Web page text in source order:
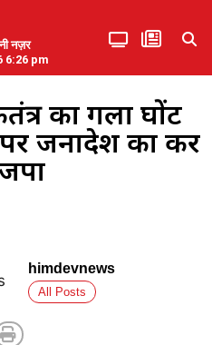
नज़र
6:26 pm
का गला घोंट
जनादेश का कर
himdevnews
All Posts